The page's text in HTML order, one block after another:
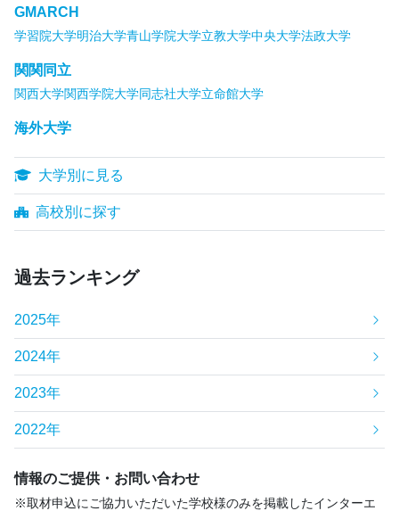
GMARCH
学習院大学明治大学青山学院大学立教大学中央大学法政大学
関関同立
関西大学関西学院大学同志社大学立命館大学
海外大学
大学別に見る
高校別に探す
過去ランキング
2025年
2024年
2023年
2022年
情報のご提供・お問い合わせ
取材申込にご協力いただいた学校様のみを掲載したインターエ